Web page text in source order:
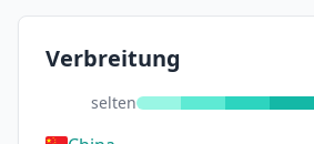
Verbreitung
selten